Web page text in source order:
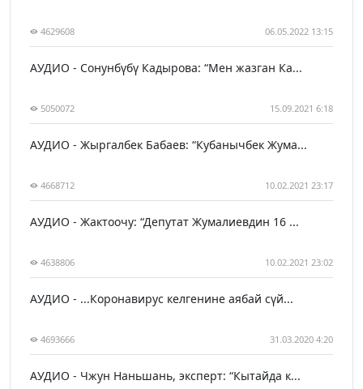
4629608 06.05.2022 13:15
АУДИО - Сонунбүбү Кадырова: “Мен жазган Ка...
5050072 15.09.2021 6:18
АУДИО - Жыргалбек Бабаев: “Кубанычбек Жума...
4668712 10.02.2021 23:17
АУДИО - Жактоочу: “Депутат Жумалиевдин 16 ...
4638806 10.02.2021 23:02
АУДИО - ...Коронавирус келгенине аябай сүй...
4693666 31.03.2020 4:20
АУДИО - Чжун Наньшань, эксперт: “Кытайда к...